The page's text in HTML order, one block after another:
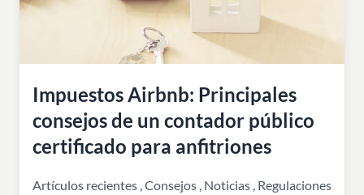
Impuestos Airbnb: Principales
consejos de un contador público
certificado para anfitriones
Artículos recientes ,Consejos , Noticias , Regulaciones